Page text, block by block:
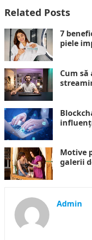
Related Posts
7
piele
Cum
Motive
galerii
Admin